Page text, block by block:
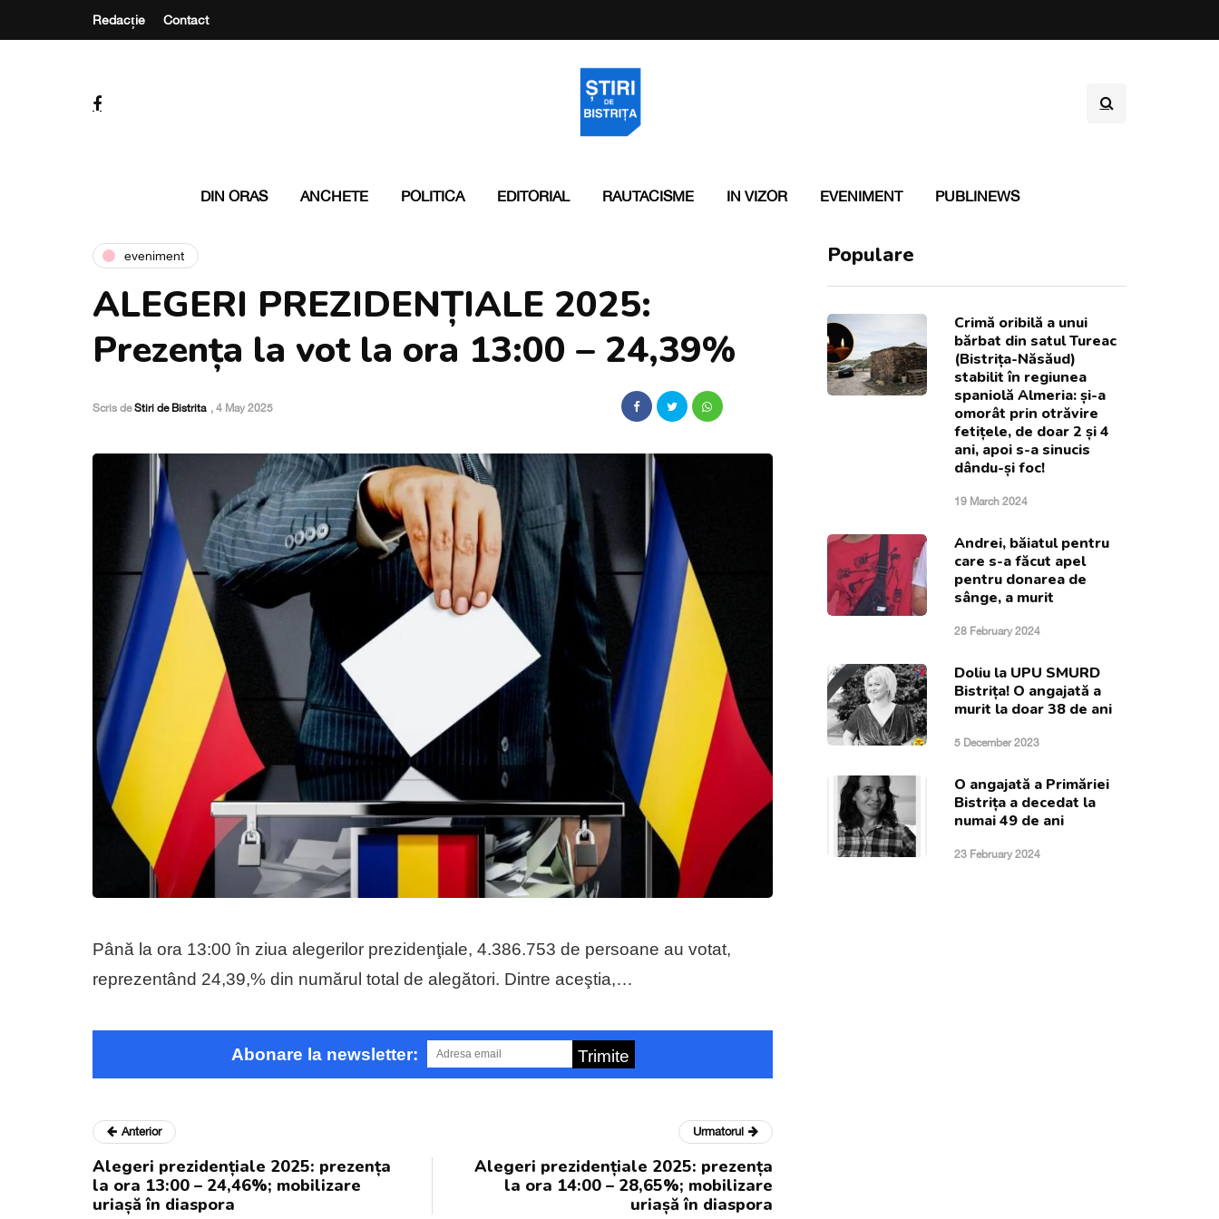
Redacție Contact
DIN ORAS ANCHETE POLITICA EDITORIAL RAUTACISME IN VIZOR EVENIMENT PUBLINEWS
eveniment
ALEGERI PREZIDENȚIALE 2025:
Prezența la vot la ora 13:00 – 24,39%
Scris deStiri de Bistrita , 4 May 2025
Până la ora 13:00 în ziua alegerilor prezidenţiale, 4.386.753 de persoane au votat,
reprezentând 24,39,% din numărul total de alegători. Dintre aceştia,…
Abonare la newsletter: Trimite
Populare
Crimă oribilă a unui
bărbat din satul Tureac
(Bistrița-Năsăud)
stabilit în regiunea
spaniolă Almeria: și-a
omorât prin otrăvire
fetițele, de doar 2 și 4
ani, apoi s-a sinucis
dându-și foc!
19 March 2024
Andrei, băiatul pentru
care s-a făcut apel
pentru donarea de
sânge, a murit
28 February 2024
Doliu la UPU SMURD
Bistrița! O angajată a
murit la doar 38 de ani
5 December 2023
O angajată a Primăriei
Bistrița a decedat la
numai 49 de ani
23 February 2024
Anterior
Alegeri prezidențiale 2025: prezența
la ora 13:00 – 24,46%; mobilizare
uriașă în diaspora
Urmatorul
Alegeri prezidențiale 2025: prezența
la ora 14:00 – 28,65%; mobilizare
uriașă în diaspora